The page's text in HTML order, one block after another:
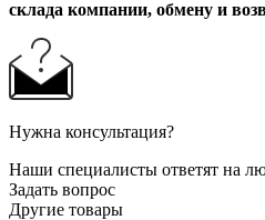
склада компании, обмену и
Нужна консультация?
Наши специалисты ответят на
Задать вопрос
Другие товары